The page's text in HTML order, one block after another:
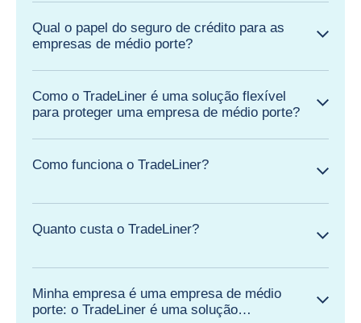
Qual o papel do seguro de crédito para as
empresas de médio porte?
Como o TradeLiner é uma solução flexível
para proteger uma empresa de médio porte?
Como funciona o TradeLiner?
Quanto custa o TradeLiner?
Minha empresa é uma empresa de médio
porte: o TradeLiner é uma solução